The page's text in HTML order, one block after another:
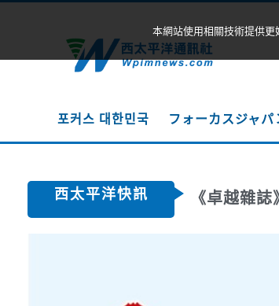
포커스 대한민국 フォーカスジャパ
西太平洋快訊 《卓越雜
本網站使用相關技術提供